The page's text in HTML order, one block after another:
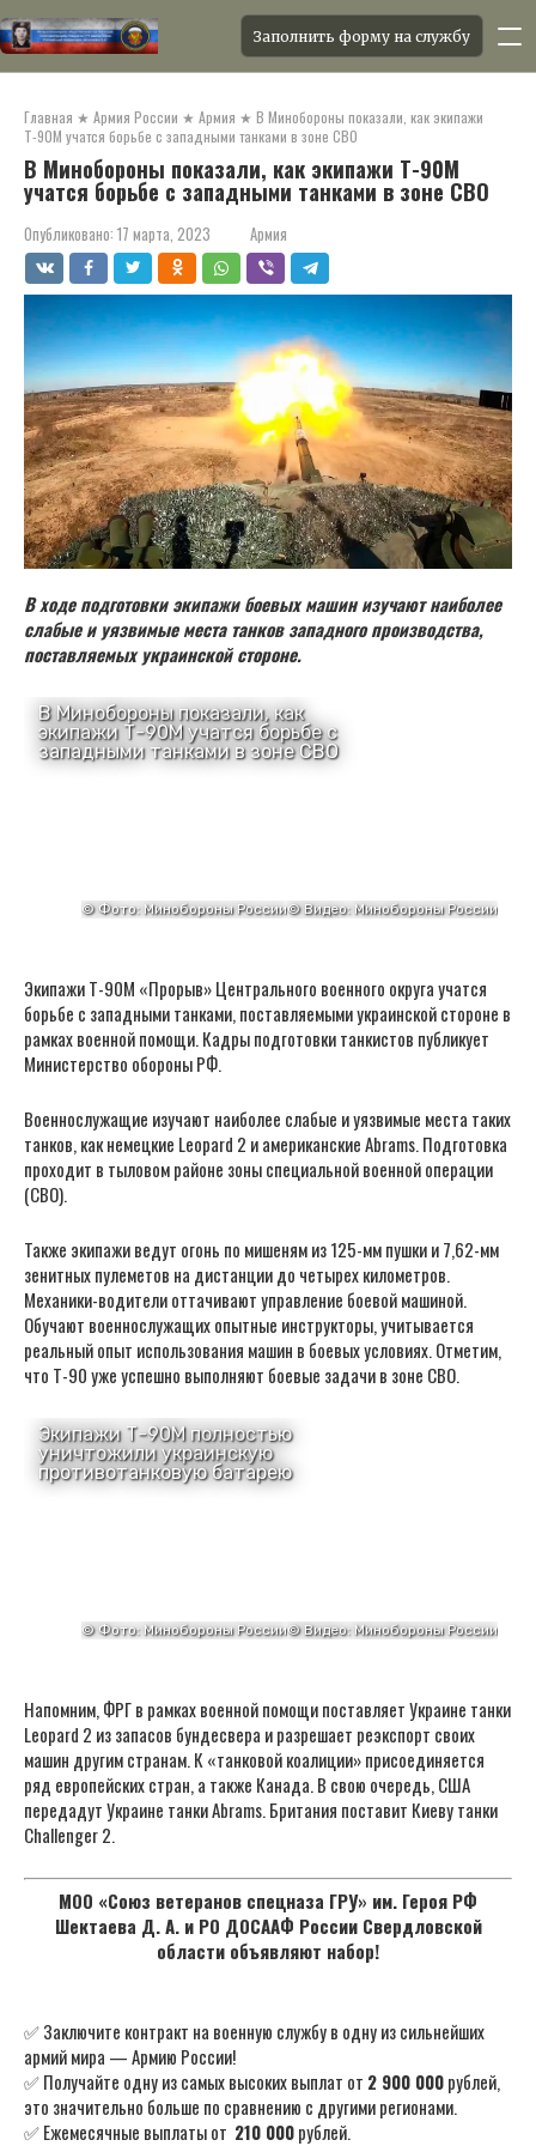
контенту
Заполнить форму на службу
Главная ★ Армия России ★ Армия ★ В Минобороны показали, как экипажи
Т-90М учатся борьбе с западными танками в зоне СВО
В Минобороны показали, как экипажи Т-90М
учатся борьбе с западными танками в зоне СВО
Опубликовано: 17 марта, 2023 Армия
В ходе подготовки экипажи боевых машин изучают наиболее
слабые и уязвимые места танков западного производства,
поставляемых украинской стороне.
Экипажи Т-90М «Прорыв» Центрального военного округа учатся
борьбе с западными танками, поставляемыми украинской стороне в
рамках военной помощи. Кадры подготовки танкистов публикует
Министерство обороны РФ.
Военнослужащие изучают наиболее слабые и уязвимые места таких
танков, как немецкие Leopard 2 и американские Abrams. Подготовка
проходит в тыловом районе зоны специальной военной операции
(СВО).
Также экипажи ведут огонь по мишеням из 125-мм пушки и 7,62-мм
зенитных пулеметов на дистанции до четырех километров.
Механики-водители оттачивают управление боевой машиной.
Обучают военнослужащих опытные инструкторы, учитывается
реальный опыт использования машин в боевых условиях. Отметим,
что Т-90 уже успешно выполняют боевые задачи в зоне СВО.
Напомним, ФРГ в рамках военной помощи поставляет Украине танки
Leopard 2 из запасов бундесвера и разрешает реэкспорт своих
машин другим странам. К «танковой коалиции» присоединяется
ряд европейских стран, а также Канада. В свою очередь, США
передадут Украине танки Abrams. Британия поставит Киеву танки
Challenger 2.
МОО «Союз ветеранов спецназа ГРУ» им. Героя РФ
Шектаева Д. А. и РО ДОСААФ России Свердловской
области объявляют набор!
✅ Заключите контракт на военную службу в одну из сильнейших
армий мира — Армию России!
✅ Получайте одну из самых высоких выплат от 2 900 000рублей,
это значительно больше по сравнению с другими регионами.
✅ Ежемесячные выплаты от 210 000рублей.